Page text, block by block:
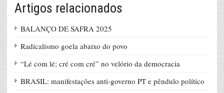
Artigos relacionados
BALANÇO DE SAFRA 2025
Radicalismo goela abaixo do povo
“Lé com lé; cré com cré” no velório da democracia
BRASIL: manifestações anti-governo PT e pêndulo político